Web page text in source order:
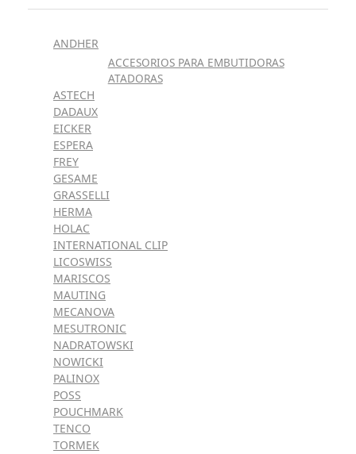
ANDHER
ACCESORIOS PARA EMBUTIDORAS
ATADORAS
ASTECH
DADAUX
EICKER
ESPERA
FREY
GESAME
GRASSELLI
HERMA
HOLAC
INTERNATIONAL CLIP
LICOSWISS
MARISCOS
MAUTING
MECANOVA
MESUTRONIC
NADRATOWSKI
NOWICKI
PALINOX
POSS
POUCHMARK
TENCO
TORMEK